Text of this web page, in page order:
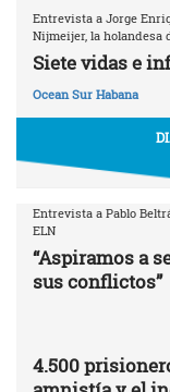
Entrevista a Jorge
Nijmeijer, la holandesa
Siete vidas e
Ocean Sur Habana
Entrevista a Pablo
ELN
“Aspiramos a
sus conflictos”
4.500